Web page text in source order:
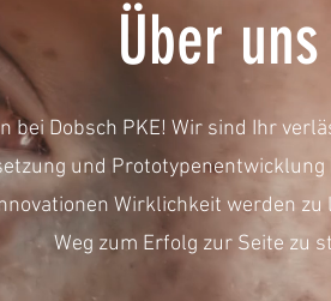
Über uns
bei Dobsch PKE! Wir sind Ihr
und
Wirklichkeit werden
Weg zum Erfolg zur Seite zu